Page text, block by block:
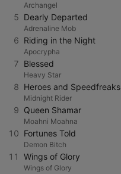
Archangel
5 Dearly Departed
Adrenaline Mob
6 Riding in the Night
Apocrypha
7 Blessed
Heavy Star
8 Heroes and Speedfreaks
Midnight Rider
9 Queen Shamar
Moahni Moahna
10 Fortunes Told
Demon Bitch
11 Wings of Glory
Wings of Glory